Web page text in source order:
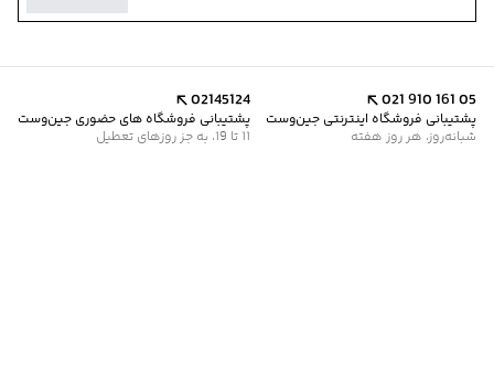
021 910 161 05
پشتیبانی فروشگاه اینترنتی جین‌وست
شبانه‌روز، هر روز هفته
02145124
پشتیبانی فروشگاه های حضوری جین‌وست
11 تا 19، به جز روزهای تعطیل